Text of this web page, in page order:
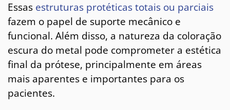
Essas estruturas protéticas totais ou parciais
fazem o papel de suporte mecânico e
funcional. Além disso, a natureza da coloração
escura do metal pode comprometer a estética
final da prótese, principalmente em áreas
mais aparentes e importantes para os
pacientes.